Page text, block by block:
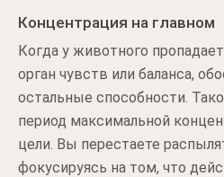
Концентрация на главном
Когда у животного
орган чувств или баланса,
остальные способности.
период максимальной
цели. Вы перестаете
фокусируясь на том, что